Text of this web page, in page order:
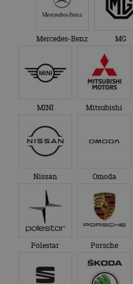
Mercedes-Benz MG
MINI Mitsubishi
Nissan Omoda
Polestar Porsche